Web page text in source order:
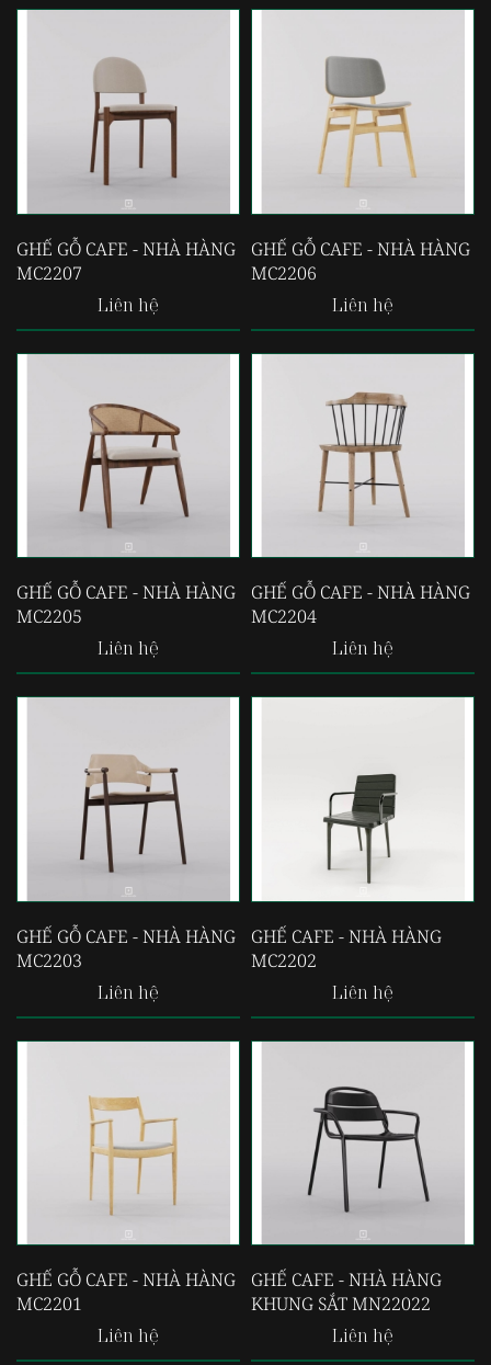
GHẾ GỖ CAFE - NHÀ HÀNG
MC2207
Liên hệ
GHẾ GỖ CAFE - NHÀ HÀNG
MC2206
Liên hệ
GHẾ GỖ CAFE - NHÀ HÀNG
MC2205
Liên hệ
GHẾ GỖ CAFE - NHÀ HÀNG
MC2204
Liên hệ
GHẾ GỖ CAFE - NHÀ HÀNG
MC2203
Liên hệ
GHẾ CAFE - NHÀ HÀNG
MC2202
Liên hệ
GHẾ GỖ CAFE - NHÀ HÀNG
MC2201
Liên hệ
GHẾ CAFE - NHÀ HÀNG
KHUNG SẮT MN22022
Liên hệ